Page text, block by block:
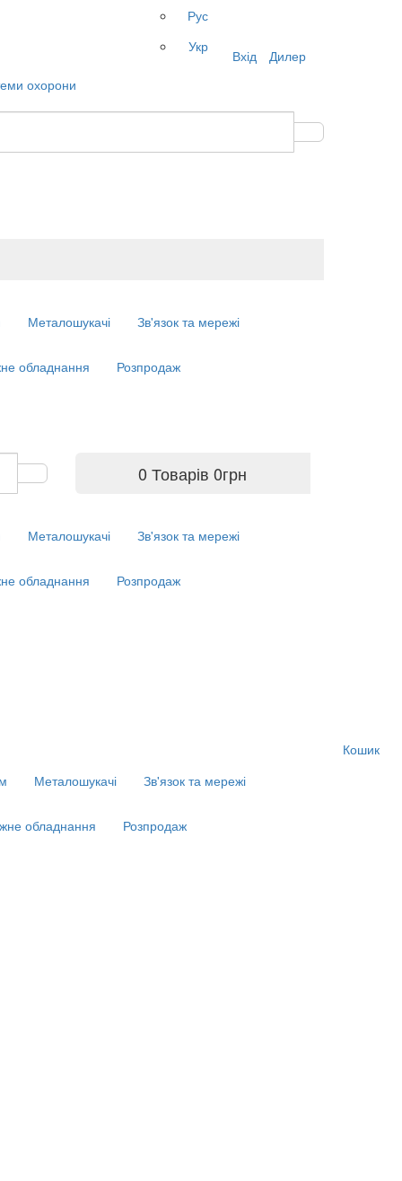
Рус
Укр
Вхід Дилер
Металошукачі Зв'язок та мережі
обладнання Розпродаж
0 Товарів 0грн
Металошукачі Зв'язок та мережі
обладнання Розпродаж
Металошукачі Зв'язок та мережі
обладнання Розпродаж
Кошик